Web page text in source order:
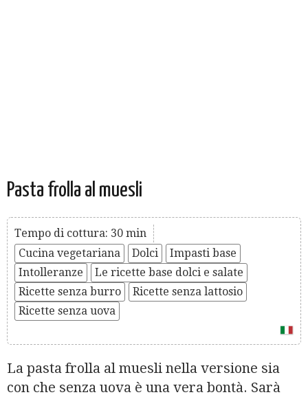
Pasta frolla al muesli
Tempo di cottura: 30 min
Cucina vegetariana
Dolci
Impasti base
Intolleranze
Le ricette base dolci e salate
Ricette senza burro
Ricette senza lattosio
Ricette senza uova
La pasta frolla al muesli nella versione sia
con che senza uova è una vera bontà. Sarà